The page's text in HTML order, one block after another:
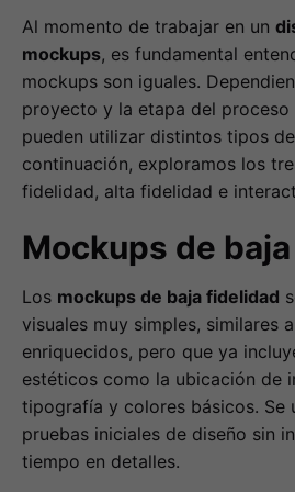
Al momento de trabajar en un
mockups, es fundamental
mockups son iguales.
proyecto y la etapa del proceso
pueden utilizar distintos tipos
continuación, exploramos los
fidelidad, alta fidelidad e
Mockups de
Los mockups de baja fidelidad
visuales muy simples, similares
enriquecidos, pero que ya
estéticos como la ubicación de
tipografía y colores básicos. Se
pruebas iniciales de diseño sin
tiempo en detalles.